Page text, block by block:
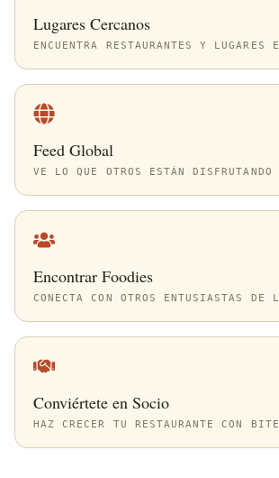
Lugares Cercanos
ENCUENTRA RESTAURANTES Y LUGARES
Feed Global
VE LO QUE OTROS ESTÁN DISFRUTANDO
Encontrar Foodies
CONECTA CON OTROS ENTUSIASTAS DE
Conviértete en Socio
HAZ CRECER TU RESTAURANTE CON